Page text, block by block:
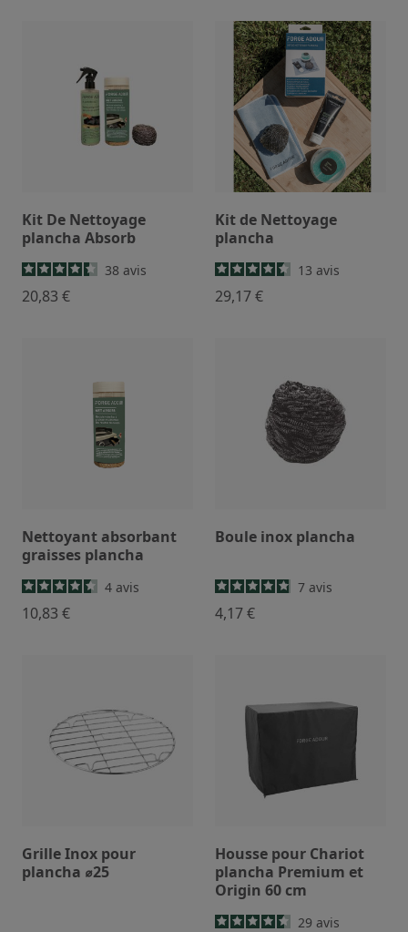
Kit De Nettoyage
plancha Absorb
38 avis
20,83 €
Kit de Nettoyage
plancha
13 avis
29,17 €
Nettoyant absorbant
graisses plancha
4 avis
10,83 €
Boule inox plancha
7 avis
4,17 €
Grille Inox pour
plancha ⌀25
Housse pour Chariot
plancha Premium et
Origin 60 cm
29 avis